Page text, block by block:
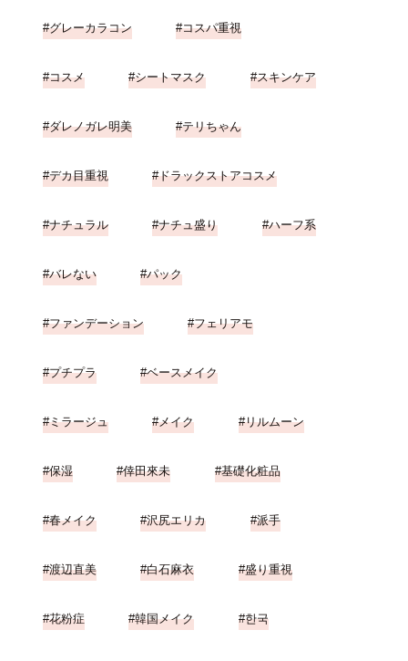
グレーカラコン コスパ重視
コスメ シートマスク スキンケア
ダレノガレ明美 テリちゃん
デカ目重視 ドラックストアコスメ
ナチュラル ナチュ盛り ハーフ系
バレない パック
ファンデーション フェリアモ
プチプラ ベースメイク
ミラージュ メイク リルムーン
保湿 倖田來未 基礎化粧品
春メイク 沢尻エリカ 派手
渡辺直美 白石麻衣 盛り重視
花粉症 韓国メイク 한국